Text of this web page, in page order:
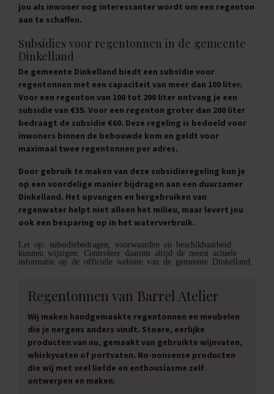
jou als inwoner nog interessanter wordt om een regenton
aan te schaffen.
Subsidies voor regentonnen in de gemeente
Dinkelland
De gemeente Dinkelland biedt een subsidie voor
regentonnen met een capaciteit van meer dan 100 liter.
Voor een regenton van 100 tot 200 liter ontvang je een
subsidie van €35. Voor een regenton groter dan 200 liter
bedraagt de subsidie €60. Deze regeling is bedoeld voor
inwoners binnen de bebouwde kom en geldt voor
maximaal twee regentonnen per adres.
Door gebruik te maken van deze subsidieregeling kun je
op een voordelige manier bijdragen aan een duurzamer
Dinkelland. Het opvangen en hergebruiken van
regenwater helpt niet alleen het milieu, maar levert jou
ook een besparing op in het waterverbruik.
Let op: subsidiebedragen, voorwaarden en beschikbaarheid
kunnen wijzigen. Controleer daarom altijd de meest actuele
informatie op de officiële website van de gemeente Dinkelland.
Regentonnen van Barrel Atelier
Wij maken handgemaakte regentonnen en meubelen
die je nergens anders vindt. Stoere, eerlijke
producten van nu, gemaakt van gebruikte wijnvaten,
whiskyvaten of portvaten. No-nonsense producten
die wij met veel liefde en enthousiasme zelf
ontwerpen en maken.